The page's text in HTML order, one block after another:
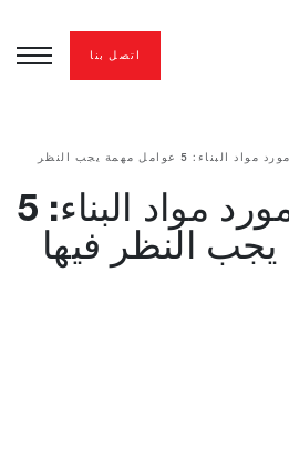
اتصل بنا
كيفية اختيار مورد مواد البناء: 5 عوامل مهمة يجب النظر
كيفية اختيار مورد مواد البناء: 5
النظر فيها